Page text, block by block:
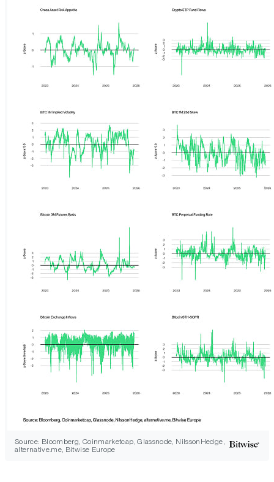
Source: Bloomberg, Coinmarketcap, Glassnode, NilssonHedge,
alternative.me, Bitwise Europe